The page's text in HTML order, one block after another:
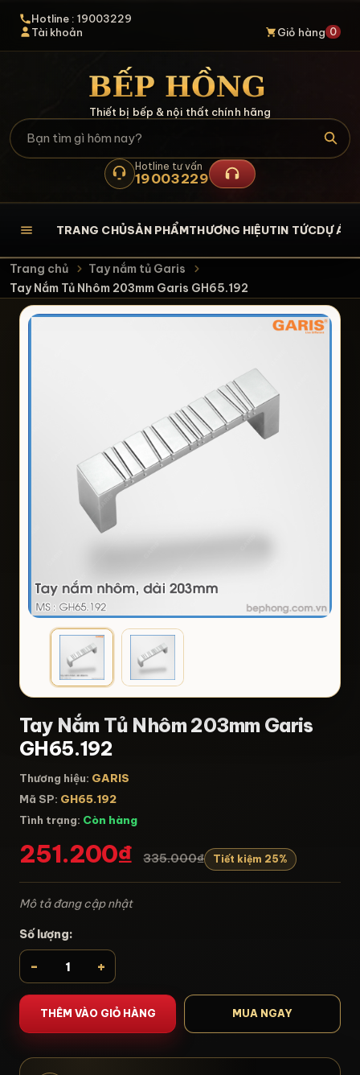
Hotline : 19003229
Tài khoản
Giỏ hàng 0
Thiết bị bếp & nội thất chính hãng
Hotline tư vấn
19003229
TRANG CHỦSẢN PHẨMTHƯƠNG HIỆUTIN TỨCDỰ ÁN
Trang chủ
Tay nắm tủ Garis
Tay Nắm Tủ Nhôm 203mm Garis GH65.192
Tay Nắm Tủ Nhôm 203mm Garis
GH65.192
Thương hiệu: GARIS
Mã SP: GH65.192
Tình trạng: Còn hàng
251.200₫ 335.000₫ Tiết kiệm 25%
Mô tả đang cập nhật
Số lượng:
- +
THÊM VÀO GIỎ HÀNG MUA NGAY